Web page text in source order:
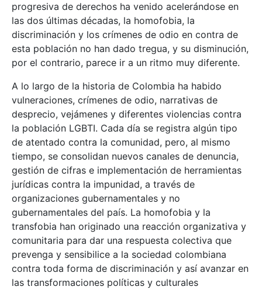
progresiva de derechos ha venido acelerándose en
las dos últimas décadas, la homofobia, la
discriminación y los crímenes de odio en contra de
esta población no han dado tregua, y su disminución,
por el contrario, parece ir a un ritmo muy diferente.
A lo largo de la historia de Colombia ha habido
vulneraciones, crímenes de odio, narrativas de
desprecio, vejámenes y diferentes violencias contra
la población LGBTI. Cada día se registra algún tipo
de atentado contra la comunidad, pero, al mismo
tiempo, se consolidan nuevos canales de denuncia,
gestión de cifras e implementación de herramientas
jurídicas contra la impunidad, a través de
organizaciones gubernamentales y no
gubernamentales del país. La homofobia y la
transfobia han originado una reacción organizativa y
comunitaria para dar una respuesta colectiva que
prevenga y sensibilice a la sociedad colombiana
contra toda forma de discriminación y así avanzar en
las transformaciones políticas y culturales